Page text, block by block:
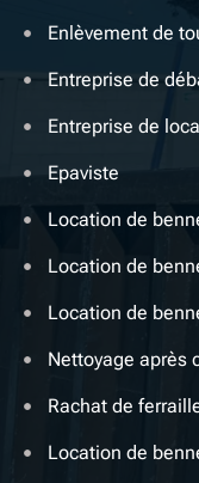
Enlèvement de
Entreprise de
Entreprise de
Epaviste
Location de
Location de
Location de
Nettoyage après
Rachat de
Location de